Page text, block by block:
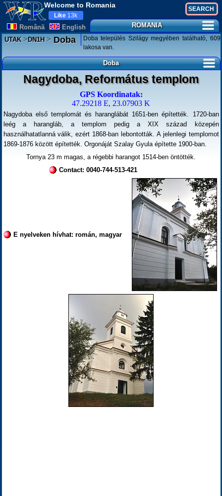
Welcome to Romania
Românã English
Like 13k
ROMANIA
UTAK>DN1H>Doba
Doba település Szilágy megyében található, 609
lakosa van.
Doba
Nagydoba, Református templom
GPS Koordinatak:
47.29218 E, 23.07903 K
Nagydoba első templomát és haranglábát 1651-ben építették. 1720-ban
leég a harangláb, a templom pedig a XIX század közepén
használhatatlanná válik, ezért 1868-ban lebontották. A jelenlegi templomot
1869-1876 között építették. Orgonáját Szalay Gyula építette 1900-ban.
Tornya 23 m magas, a régebbi harangot 1514-ben öntötték.
Contact: 0040-744-513-421
E nyelveken hívhat: román, magyar